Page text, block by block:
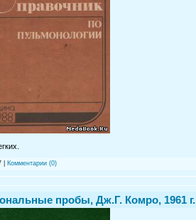
Комментарии (0)
пробы, Дж.Г. Комро, 1961 г.